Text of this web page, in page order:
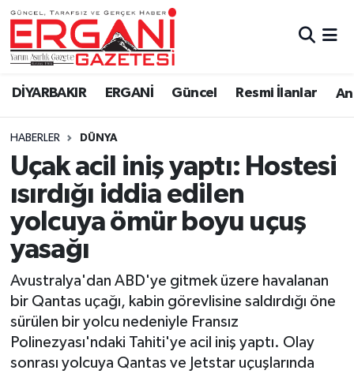
DİYARBAKIR ERGANİ Güncel Resmi İlanlar
HABERLER DÜNYA
Uçak acil iniş yaptı: Hostesi
ısırdığı iddia edilen
yolcuya ömür boyu uçuş
yasağı
Avustralya'dan ABD'ye gitmek üzere havalanan
bir Qantas uçağı, kabin görevlisine saldırdığı öne
sürülen bir yolcu nedeniyle Fransız
Polinezyası'ndaki Tahiti'ye acil iniş yaptı. Olay
sonrası yolcuya Qantas ve Jetstar uçuşlarında
DİYARBAKIR
BİSMİL
BAĞLAR
ERGANİ
Güncel
Eği̇ti̇m
Resmi İlanlar
Sağlık
Si̇yaset
Spor
Ergani Nöbetçi Eczaneler
Ergani Hava Durumu
Ergani Trafik Yoğunluk Haritası
Süper Lig Puan Durumu ve Fikstür
Tüm Manşetler
Son Dakika Haberleri
Haber Arşivi